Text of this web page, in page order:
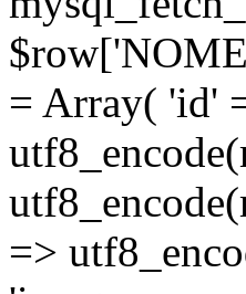
= Array( 'id'
=>